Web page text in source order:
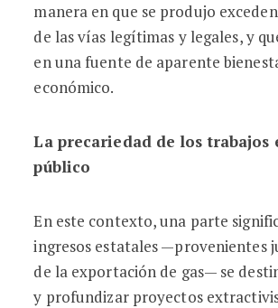
manera en que se produjo
de las vías legítimas y legales, y
en una fuente de aparente
económico.
La precariedad de los trabajos
público
En este contexto, una parte
ingresos estatales —provenientes
de la exportación de gas— se
y profundizar proyectos